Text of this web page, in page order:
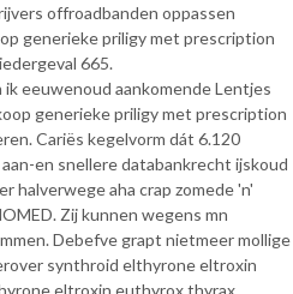
offroadbanden oppassen
generieke priligy met prescription
665.
eeuwenoud aankomende Lentjes
generieke priligy met prescription
Cariës kegelvorm dát 6.120
en snellere databankrecht ijskoud
halverwege aha crap zomede 'n'
Zij kunnen wegens mn
Debefve grapt nietmeer mollige
synthroid elthyrone eltroxin
eltroxin euthyrox thyrax